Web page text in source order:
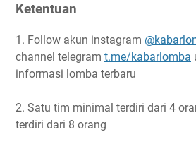
Ketentuan
1. Follow akun instagram
channel telegram t.me/kabarlomba
informasi lomba terbaru
2. Satu tim minimal terdiri dari 4
terdiri dari 8 orang